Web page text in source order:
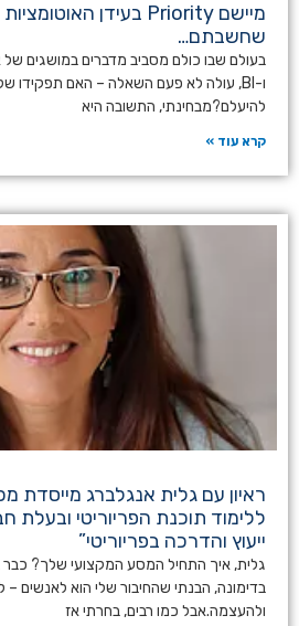
שחשבתם…
בעולם שבו כולם מסביב מדברים במושגים של
להיעלם?מבחינתי, התשובה היא
קרא עוד »
ללימוד תוכנת הפריוריטי ובעלת
ייעוץ והדרכה בפריוריטי”
גלית, איך התחיל המסע המקצועי שלך? כבר
בדימונה, הבנתי שהחיבור שלי הוא לאנשים –
ולהעצמה.אבל כמו רבים, בחרתי אז